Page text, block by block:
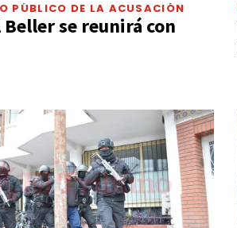
PÚBLICO DE LA ACUSACIÓN
se reunirá con